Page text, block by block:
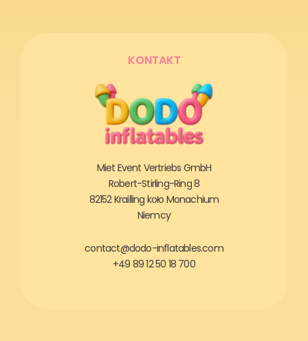
KONTAKT
Miet Event Vertriebs GmbH
Robert-Stirling-Ring 8
82152 Krailling koło Monachium
Niemcy
contact@dodo-inflatables.com
+49 89 12 50 18 700